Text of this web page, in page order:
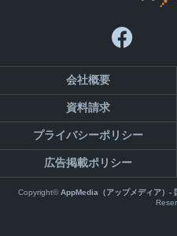
会社概要
資料請求
プライバシーポリシー
広告掲載ポリシー
Copyright©AppMedia（アップメディア）-